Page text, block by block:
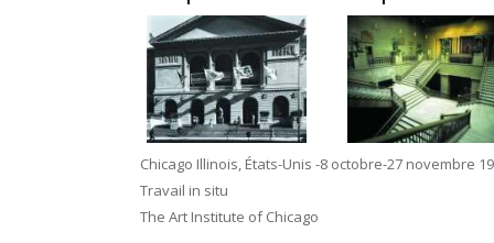
Chicago Illinois, États-Unis -8 octobre-27 novembre
Travail in situ
The Art Institute of Chicago